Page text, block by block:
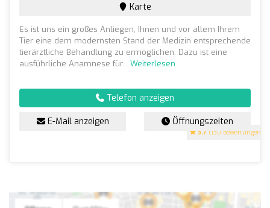
3.7 (130 Bewertungen)
Karte
Es ist uns ein großes Anliegen, Ihnen und vor allem Ihrem
Tier eine dem modernsten Stand der Medizin entsprechende
tierärztliche Behandlung zu ermöglichen. Dazu ist eine
ausführliche Anamnese für... Weiterlesen
Telefon anzeigen
E-Mail anzeigen Öffnungszeiten